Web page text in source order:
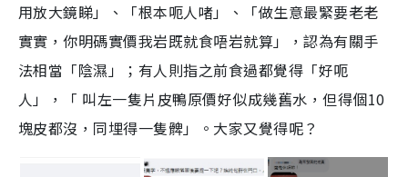
用放大鏡睇」、「根本呃人啫」、「做生意最緊要老老
實實，你明碼實價我岩既就食唔岩就算」，認為有關手
法相當「陰濕」；有人則指之前食過都覺得「好呃
人」，「 叫左一隻片皮鴨原價好似成幾舊水，但得個10
塊皮都沒，同埋得一隻髀」。大家又覺得呢？